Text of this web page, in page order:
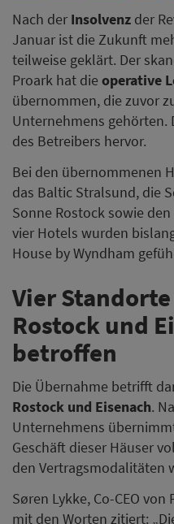
Nach der Insolvenz der
Januar ist die Zukunft
teilweise geklärt. Der
Proark hat die operative
übernommen, die zuvor
Unternehmens gehörten.
des Betreibers hervor.
Bei den übernommenen
das Baltic Stralsund, die
Sonne Rostock sowie
vier Hotels wurden
House by Wyndham
Vier
Rostock und
betroffen
Die Übernahme betrifft
Rostock und Eisenach.
Unternehmens
Geschäft dieser Häuser
den Vertragsmodalitäten
Søren Lykke, Co-CEO
mit den Worten zitiert: